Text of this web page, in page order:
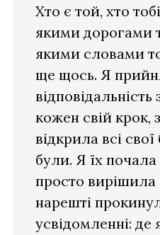
Хто є той, хто
якими дорогами
якими словами
ще щось. Я
кожен свій крок,
відкрила всі
були. Я їх почала
просто
нарешті
усвідомленні: де